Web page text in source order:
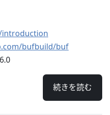
bufbuild/buf
続きを読む